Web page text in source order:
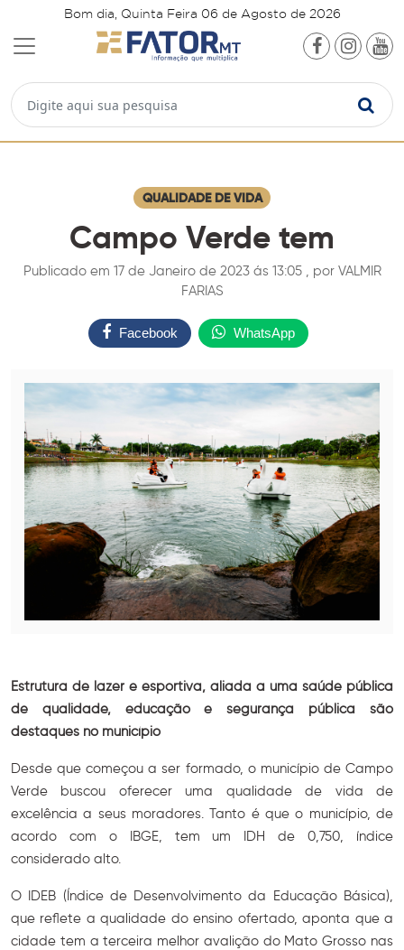
Bom dia, Quinta Feira 06 de Agosto de 2026
QUALIDADE DE VIDA
Campo Verde tem
Publicado em 17 de Janeiro de 2023 ás 13:05 , por VALMIR
FARIAS
Facebook WhatsApp
Estrutura de lazer e esportiva, aliada a uma saúde pública
de qualidade, educação e segurança pública são
destaques no município
Desde que começou a ser formado, o município de Campo
Verde buscou oferecer uma qualidade de vida de
excelência a seus moradores. Tanto é que o município, de
acordo com o IBGE, tem um IDH de 0,750, índice
considerado alto.
O IDEB (Índice de Desenvolvimento da Educação Básica),
que reflete a qualidade do ensino ofertado, aponta que a
cidade tem a terceira melhor avalição do Mato Grosso nas